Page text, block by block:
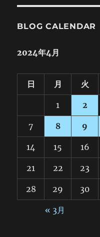
BLOG CALENDAR
2024年4月
日 月 火
1 2
7 8 9
14 15 16
21 22 23
28 29 30
« 3月